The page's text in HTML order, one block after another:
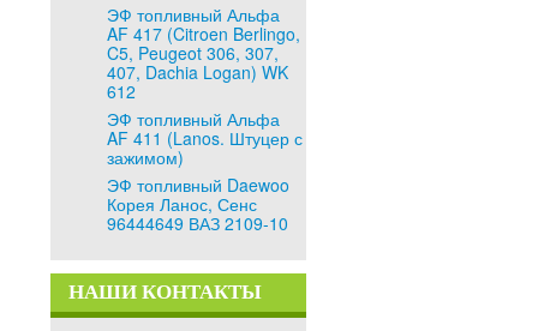
ЭФ топливный Альфа
AF 417 (Citroen Berlingo,
C5, Peugeot 306, 307,
407, Dachia Logan) WK
612
ЭФ топливный Альфа
AF 411 (Lanos. Штуцер с
зажимом)
ЭФ топливный Daewoo
Корея Ланос, Сенс
96444649 ВАЗ 2109-10
НАШИ КОНТАКТЫ